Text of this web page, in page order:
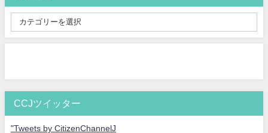
CCJツイッター
"Tweets by CitizenChannelJ